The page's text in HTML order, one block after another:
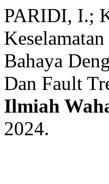
PARIDI, I.;
Bahaya
Dan Fault
Ilmiah
2024.